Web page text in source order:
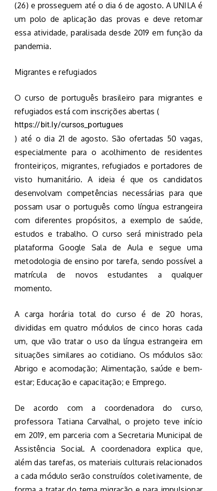
(26) e prosseguem até o dia 6 de agosto. A UNILA é
um polo de aplicação das provas e deve retomar
essa atividade, paralisada desde 2019 em função da
pandemia.
Migrantes e refugiados
O curso de português brasileiro para migrantes e
refugiados está com inscrições abertas (
https://bit.ly/cursos_portugues
) até o dia 21 de agosto. São ofertadas 50 vagas,
especialmente para o acolhimento de residentes
fronteiriços, migrantes, refugiados e portadores de
visto humanitário. A ideia é que os candidatos
desenvolvam competências necessárias para que
possam usar o português como língua estrangeira
com diferentes propósitos, a exemplo de saúde,
estudos e trabalho. O curso será ministrado pela
plataforma Google Sala de Aula e segue uma
metodologia de ensino por tarefa, sendo possível a
matrícula de novos estudantes a qualquer
momento.
A carga horária total do curso é de 20 horas,
divididas em quatro módulos de cinco horas cada
um, que vão tratar o uso da língua estrangeira em
situações similares ao cotidiano. Os módulos são:
Abrigo e acomodação; Alimentação, saúde e bem-
estar; Educação e capacitação; e Emprego.
De acordo com a coordenadora do curso,
professora Tatiana Carvalhal, o projeto teve início
em 2019, em parceria com a Secretaria Municipal de
Assistência Social. A coordenadora explica que,
além das tarefas, os materiais culturais relacionados
a cada módulo serão construídos coletivamente, de